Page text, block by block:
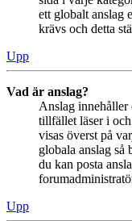
ett globalt anslag
krävs och detta
Upp
Vad är anslag?
Anslag
tillfället läser i
visas överst på
globala anslag så
du kan posta
Upp